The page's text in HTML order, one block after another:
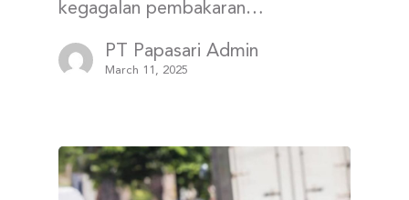
kegagalan pembakaran…
PT Papasari Admin
March 11, 2025